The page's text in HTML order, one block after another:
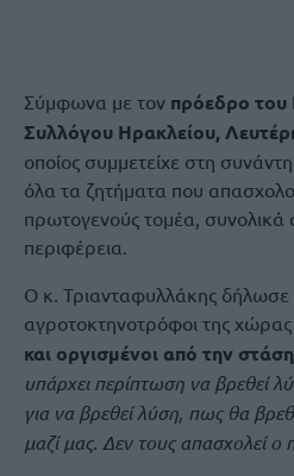
Σύμφωνα με τον πρόεδρο του
Συλλόγου Ηρακλείου,
οποίος συμμετείχε στη
όλα τα ζητήματα που
πρωτογενούς τομέα, συνολικά
περιφέρεια.
Ο κ. Τριανταφυλλάκης δήλωσε
αγροτοκτηνοτρόφοι της χώρας
και οργισμένοι από την
υπάρχει περίπτωση να βρεθεί
για να βρεθεί λύση, πως θα
μαζί μας. Δεν τους απασχολεί ο